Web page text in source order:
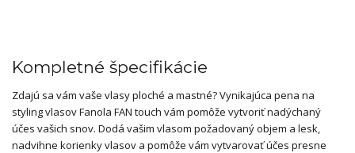
Kompletné špecifikácie
Zdajú sa vám vaše vlasy ploché a mastné? Vynikajúca pena na
styling vlasov Fanola FAN touch vám pomôže vytvoriť nadýchaný
účes vašich snov. Dodá vašim vlasom požadovaný objem a lesk,
nadvihne korienky vlasov a pomôže vám vytvarovať účes presne